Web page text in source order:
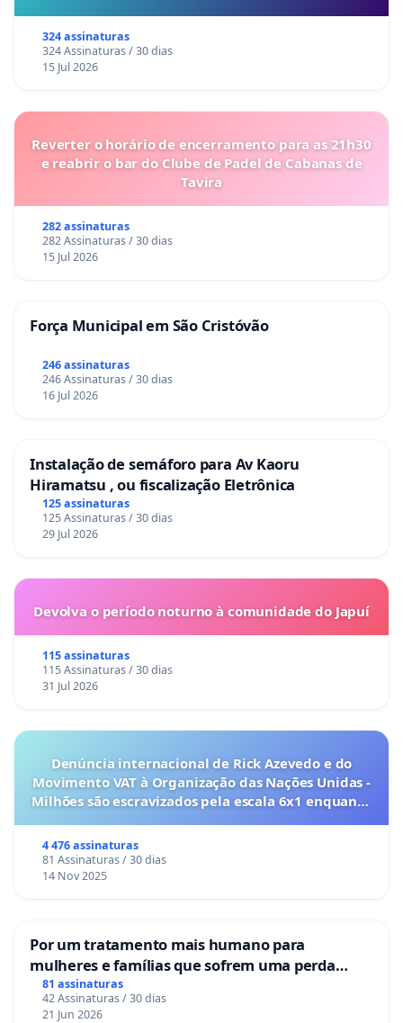
324 assinaturas
324 Assinaturas / 30 dias
15 Jul 2026
Reverter o horário de encerramento para as 21h30
e reabrir o bar do Clube de Padel de Cabanas de
Tavira
282 assinaturas
282 Assinaturas / 30 dias
15 Jul 2026
Força Municipal em São Cristóvão
246 assinaturas
246 Assinaturas / 30 dias
16 Jul 2026
Instalação de semáforo para Av Kaoru
Hiramatsu , ou fiscalização Eletrônica
125 assinaturas
125 Assinaturas / 30 dias
29 Jul 2026
Devolva o período noturno à comunidade do Japuí
115 assinaturas
115 Assinaturas / 30 dias
31 Jul 2026
Denúncia internacional de Rick Azevedo e do
Movimento VAT à Organização das Nações Unidas -
Milhões são escravizados pela escala 6x1 enquanto
4 476 assinaturas
81 Assinaturas / 30 dias
14 Nov 2025
Por um tratamento mais humano para
mulheres e famílias que sofrem uma perda
gestacional nos hospitais portugueses
81 assinaturas
42 Assinaturas / 30 dias
21 Jun 2026